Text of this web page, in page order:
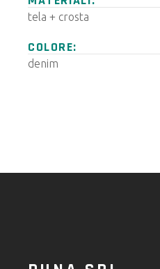
tela + crosta
COLORE:
denim